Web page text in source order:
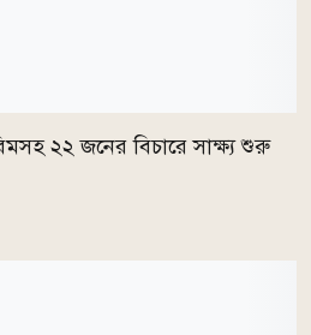
২২ জনের বিচারে সাক্ষ্য শুরু